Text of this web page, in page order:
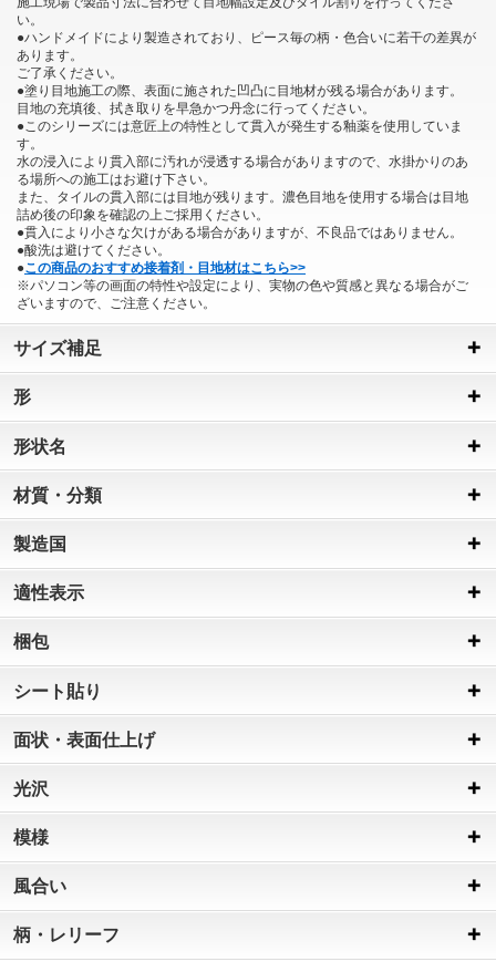
い。
●ハンドメイドにより製造されており、ピース毎の柄・色合いに若干の差異が
あります。
ご了承ください。
●塗り目地施工の際、表面に施された凹凸に目地材が残る場合があります。
目地の充填後、拭き取りを早急かつ丹念に行ってください。
●このシリーズには意匠上の特性として貫入が発生する釉薬を使用していま
す。
水の浸入により貫入部に汚れが浸透する場合がありますので、水掛かりのあ
る場所への施工はお避け下さい。
また、タイルの貫入部には目地が残ります。濃色目地を使用する場合は目地
詰め後の印象を確認の上ご採用ください。
●貫入により小さな欠けがある場合がありますが、不良品ではありません。
●酸洗は避けてください。
●この商品のおすすめ接着剤・目地材はこちら>>
※パソコン等の画面の特性や設定により、実物の色や質感と異なる場合がご
ざいますので、ご注意ください。
サイズ補足
形
形状名
材質・分類
製造国
適性表示
梱包
シート貼り
面状・表面仕上げ
光沢
模様
風合い
柄・レリーフ